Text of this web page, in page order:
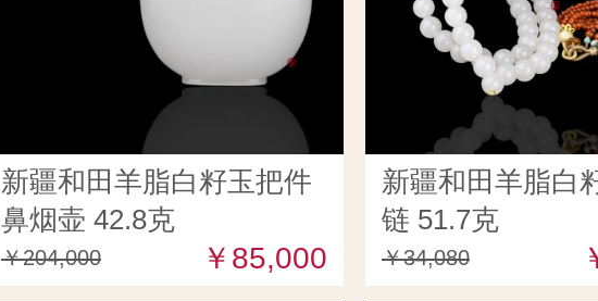
新疆和田羊脂白籽玉把件
鼻烟壶 42.8克
￥204,000 ￥85,000
新疆和田羊脂白
链 51.7克
￥34,080